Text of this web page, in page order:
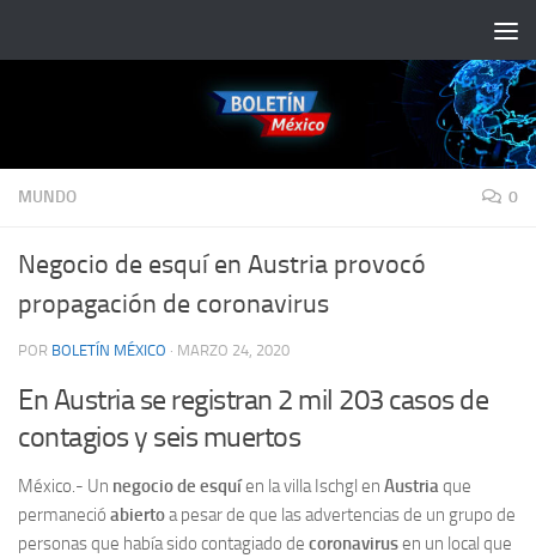
MUNDO 0
Negocio de esquí en Austria provocó
propagación de coronavirus
POR BOLETÍN MÉXICO · MARZO 24, 2020
En Austria se registran 2 mil 203 casos de
contagios y seis muertos
México.- Un negocio de esquíen la villa Ischgl en Austriaque
permaneció abiertoa pesar de que las advertencias de un grupo de
personas que había sido contagiado de coronavirusen un local que